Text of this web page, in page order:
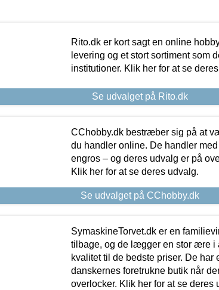
Rito.dk er kort sagt en online
levering og et stort sortiment som
institutioner. Klik her for at se
Se udvalget på Rito.dk
CChobby.dk bestræber sig på at
du handler online. De handler
engros – og deres udvalg er på
Klik her for at se deres udvalg.
Se udvalget på CChobby.dk
SymaskineTorvet.dk er en
tilbage, og de lægger en stor ære
kvalitet til de bedste priser. De
danskernes foretrukne butik når
overlocker. Klik her for at se deres